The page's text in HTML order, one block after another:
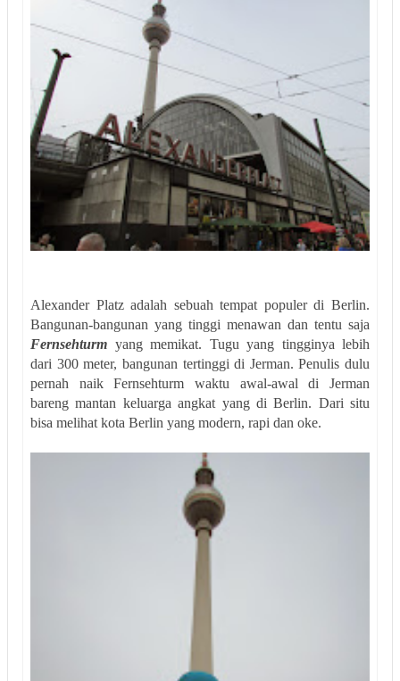
Alexander Platz adalah sebuah tempat populer di Berlin.
Bangunan-bangunan yang tinggi menawan dan tentu saja
Fernsehturm yang memikat. Tugu yang tingginya lebih
dari 300 meter, bangunan tertinggi di Jerman. Penulis dulu
pernah naik Fernsehturm waktu awal-awal di Jerman
bareng mantan keluarga angkat yang di Berlin. Dari situ
bisa melihat kota Berlin yang modern, rapi dan oke.